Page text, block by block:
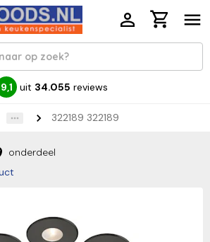
9,1 uit 34.055 reviews
322189 322189
onderdeel